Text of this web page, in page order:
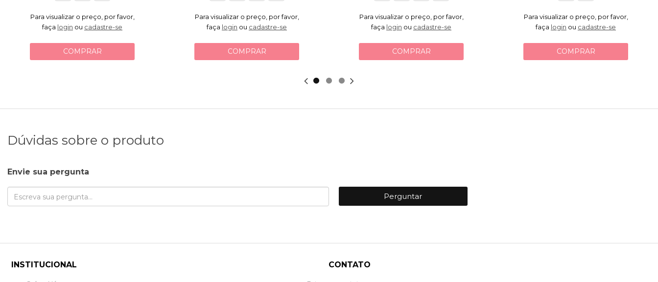
Para visualizar o preço, por favor,
faça login ou cadastre-se
COMPRAR
Para visualizar o preço, por favor,
faça login ou cadastre-se
COMPRAR
Para visualizar o preço, por favor,
faça login ou cadastre-se
COMPRAR
Para visualizar o preço, por favor,
faça login ou cadastre-se
COMPRAR
Dúvidas sobre o produto
Envie sua pergunta
Perguntar
INSTITUCIONAL CONTATO